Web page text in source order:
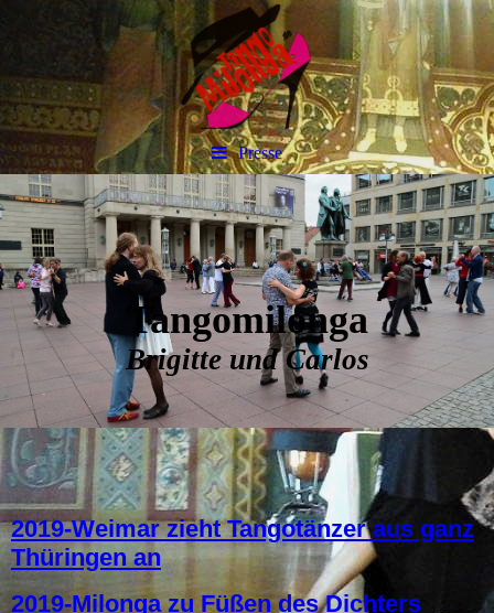
Presse
Tangomilonga
Brigitte und Carlos
2019-Weimar zieht Tangotänzer aus ganz
Thüringen an
2019-Milonga zu Füßen des Dichters